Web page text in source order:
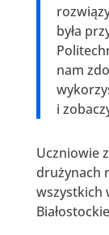
była
nam
i
Uczniowie
drużynach
wszystkich